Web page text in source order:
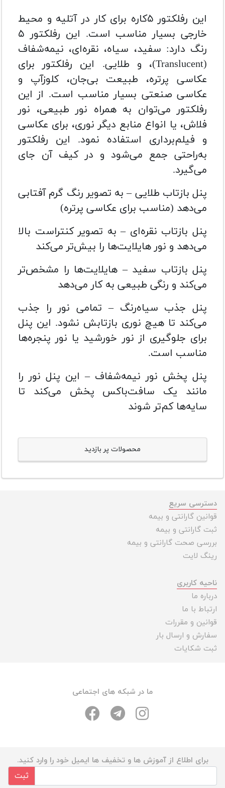
این رفلکتور ۵کاره برای کار در آتلیه و محیط
خارجی بسیار مناسب است. این رفلکتور ۵
رنگ دارد: سفید، سیاه، نقره‌ای، نیمه‌شفاف
(Translucent)، و طلایی. این رفلکتور برای
عکاسی پرتره، طبیعت بی‌جان، کلوزآپ و
عکاسی صنعتی بسیار مناسب است. از این
رفلکتور می‌توان به همراه نور طبیعی، نور
فلاش، یا انواع منابع دیگر نوری، برای عکاسی
و فیلم‌برداری استفاده نمود. این رفلکتور
به‌راحتی جمع می‌شود و در کیف آن جای
می‌گیرد.
پنل بازتاب طلایی – به تصویر رنگ گرم آفتابی
می‌دهد (مناسب برای عکاسی پرتره)
پنل بازتاب نقره‌ای – به تصویر کنتراست بالا
می‌دهد و نور هایلایت‌ها را بیش‌تر می‌کند
پنل بازتاب سفید – هایلایت‌ها را مشخص‌تر
می‌کند و رنگی طبیعی به کار می‌دهد
پنل جذب سیاه‌رنگ – تمامی نور را جذب
می‌کند تا هیچ نوری بازتابش نشود. این پنل
برای جلوگیری از نور خورشید یا نور پنجره‌ها
مناسب است.
پنل پخش نور نیمه‌شفاف – این پنل نور را
مانند یک سافت‌باکس پخش می‌کند تا
سایه‌ها کم‌تر شوند
محصولات پر بازدید
دسترسی سریع
قوانین گارانتی و بیمه
ثبت گارانتی و بیمه
بررسی صحت گارانتی و بیمه
رینگ لایت
ناحیه کاربری
درباره ما
ارتباط با ما
قوانین و مقررات
سفارش و ارسال بار
ثبت شکایات
ما در شبکه های اجتماعی
برای اطلاع از آموزش ها و تخفیف ها ایمیل خود را وارد کنید.
ثبت